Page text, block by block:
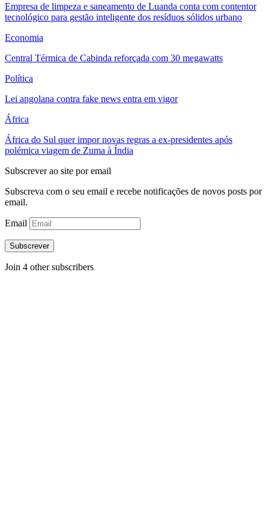
Empresa de limpeza e saneamento de Luanda conta com contentor
tecnológico para gestão inteligente dos resíduos sólidos urbano
Economia
Central Térmica de Cabinda reforçada com 30 megawatts
Política
Lei angolana contra fake news entra em vigor
África
África do Sul quer impor novas regras a ex-presidentes após
polémica viagem de Zuma à Índia
Subscrever ao site por email
Subscreva com o seu email e recebe notificações de novos posts por
email.
Email
Subscrever
Join 4 other subscribers